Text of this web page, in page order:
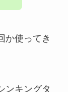
か使ってき
ンキングタ